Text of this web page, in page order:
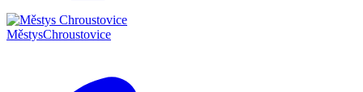
MěstysChroustovice